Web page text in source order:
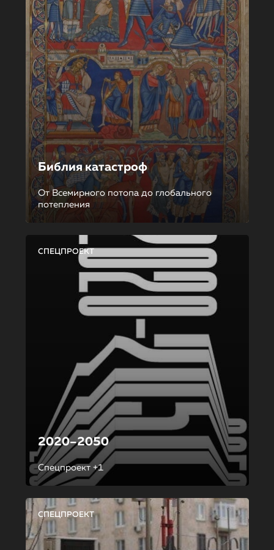
Библия катастроф
От Всемирного потопа до глобального
потепления
СПЕЦПРОЕКТ
2020–2050
Спецпроект +1
СПЕЦПРОЕКТ